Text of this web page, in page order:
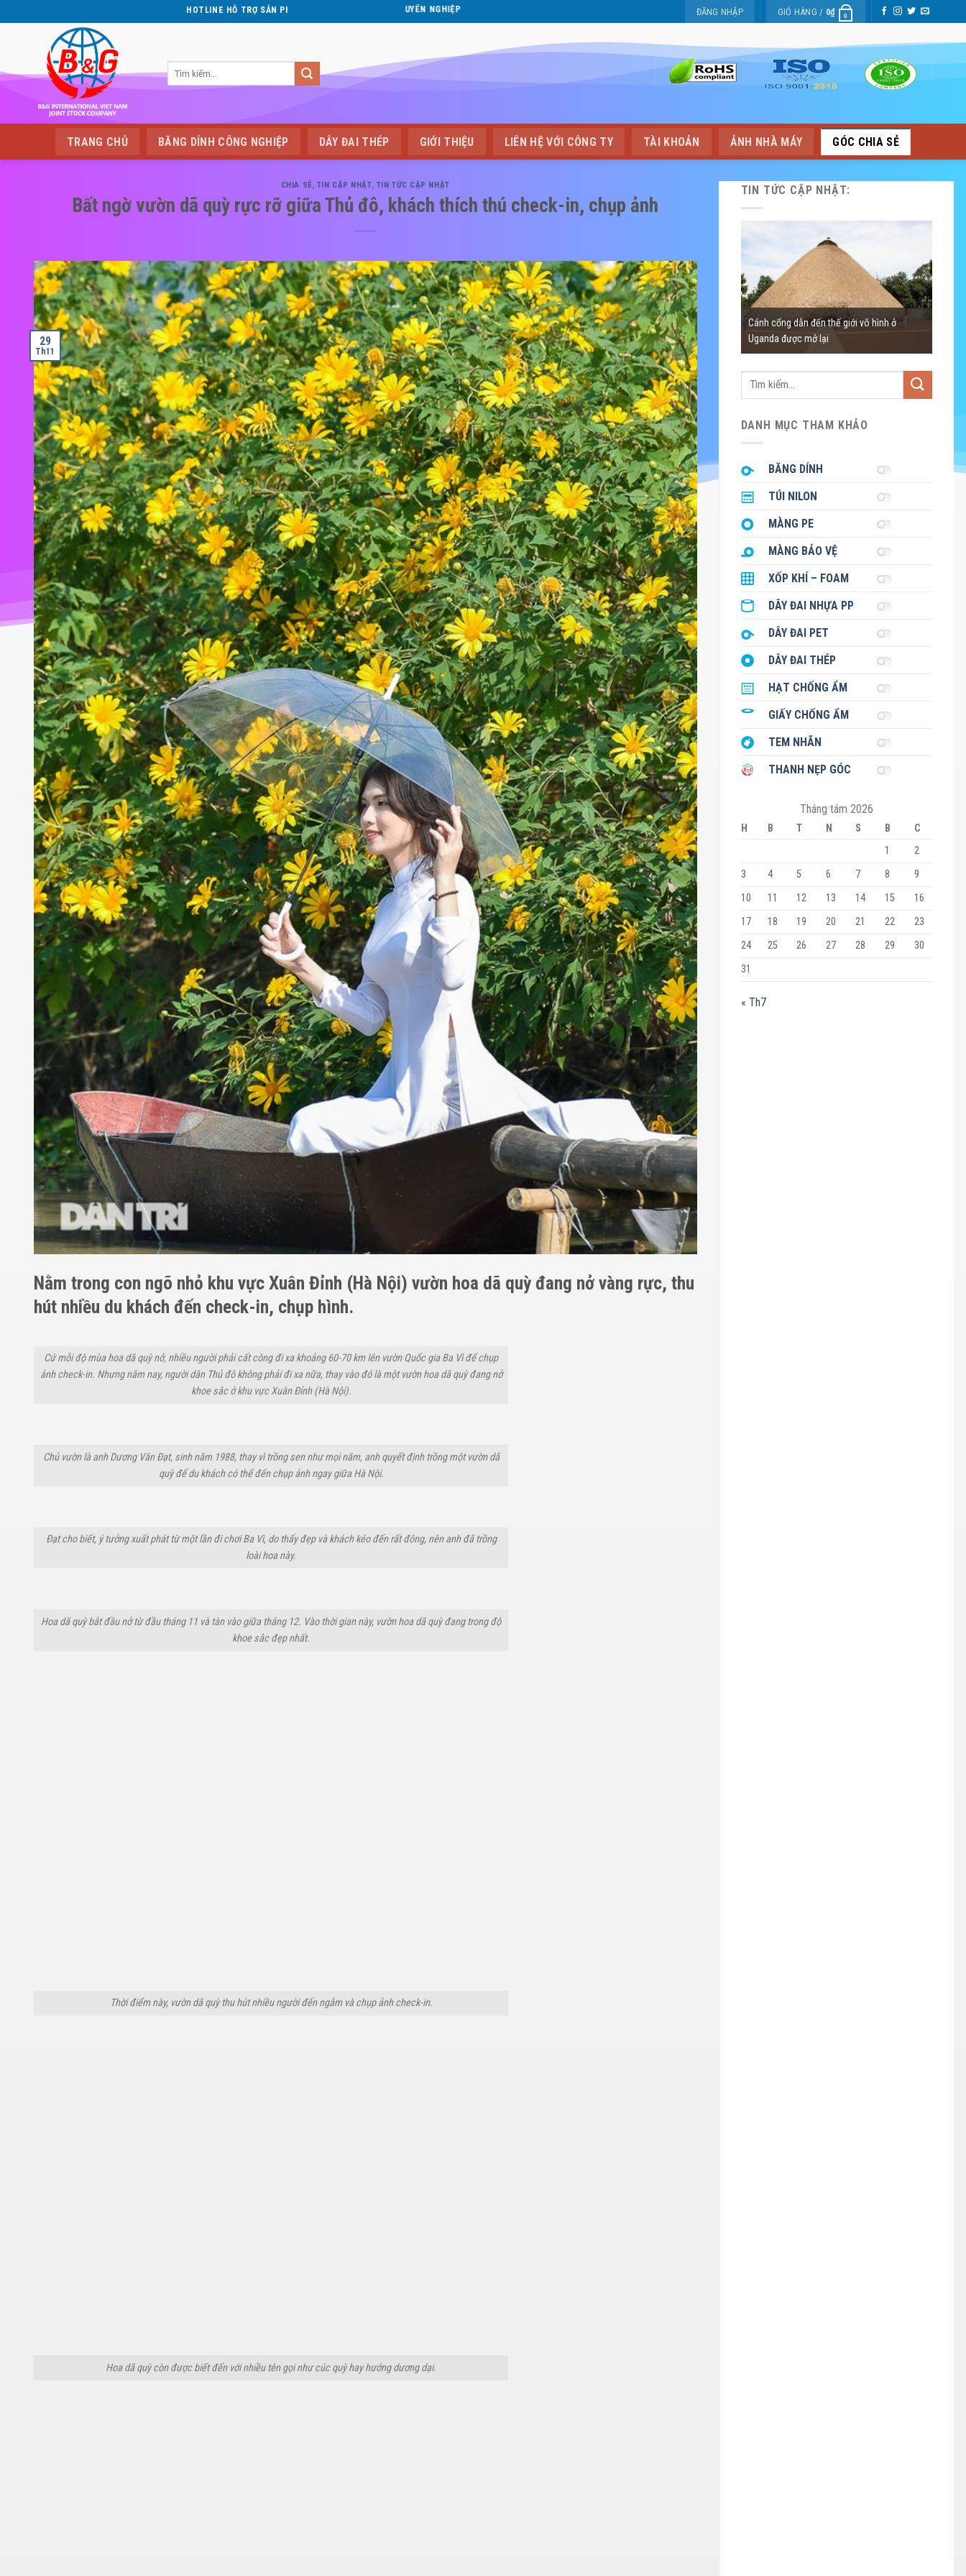
to
02203 55 9999 - 0587 55 9999 ĐĂNG NHẬP GIỎ HÀNG / 0₫ 0
kiếm:
TRANG CHỦ BĂNG DÍNH CÔNG NGHIỆP DÂY ĐAI THÉP GIỚI THIỆU LIÊN HỆ VỚI CÔNG TY TÀI KHOẢN ẢNH NHÀ MÁY GÓC CHIA SẺ
CHIA SẺ, TIN CẬP NHẬT, TIN TỨC CẬP NHẬT
Bất ngờ vườn dã quỳ rực rỡ giữa Thủ đô, khách thích thú check-in, chụp ảnh
29
Th11
Nằm trong con ngõ nhỏ khu vực Xuân Đỉnh (Hà Nội) vườn hoa dã quỳ đang nở vàng rực, thu
hút nhiều du khách đến check-in, chụp hình.
Cứ mỗi độ mùa hoa dã quỳ nở, nhiều người phải cất công đi xa khoảng 60-70 km lên vườn Quốc gia Ba Vì để chụp
ảnh check-in. Nhưng năm nay, người dân Thủ đô không phải đi xa nữa, thay vào đó là một vườn hoa dã quỳ đang nở
khoe sắc ở khu vực Xuân Đỉnh (Hà Nội).
Chủ vườn là anh Dương Văn Đạt, sinh năm 1988, thay vì trồng sen như mọi năm, anh quyết định trồng một vườn dã
quỳ để du khách có thể đến chụp ảnh ngay giữa Hà Nội.
Đạt cho biết, ý tưởng xuất phát từ một lần đi chơi Ba Vì, do thấy đẹp và khách kéo đến rất đông, nên anh đã trồng
loài hoa này.
Hoa dã quỳ bắt đầu nở từ đầu tháng 11 và tàn vào giữa tháng 12. Vào thời gian này, vườn hoa dã quỳ đang trong độ
khoe sắc đẹp nhất.
Thời điểm này, vườn dã quỳ thu hút nhiều người đến ngắm và chụp ảnh check-in.
Hoa dã quỳ còn được biết đến với nhiều tên gọi như cúc quỳ hay hướng dương dại.
TIN TỨC CẬP NHẬT:
Resort & Golf tổ chức lễ hội hè 2024
Khám phá tổ hợp khoáng nóng chuẩn Nhật
cách Hà Nội 14 km
Nhà hát múa rối bên biển đầu tiên tại Việt
Nam
Tràng An đông nghẹt du khách ngày khai hội
Cánh cổng dẫn đến thế giới vô hình ở
Uganda được mở lại
Tìm
DANH MỤC THAM KHẢO
BĂNG DÍNH
TÚI NILON
MÀNG PE
MÀNG BẢO VỆ
XỐP KHÍ – FOAM
DÂY ĐAI NHỰA PP
DÂY ĐAI PET
DÂY ĐAI THÉP
HẠT CHỐNG ẨM
GIẤY CHỐNG ẨM
TEM NHÃN
THANH NẸP GÓC
Tháng tám 2026
H B T N S B
C
1
2
3
4 5 6 7 8
9
10
11 12 13 14 15
16
17
18 19 20 21 22
23
24
25 26 27 28 29
30
31
« Th7